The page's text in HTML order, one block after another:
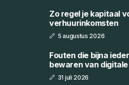
Zo regel je kapitaal
verhuurinkomsten
5 augustus 2026
Fouten die bijna
bewaren van digitale
31 juli 2026